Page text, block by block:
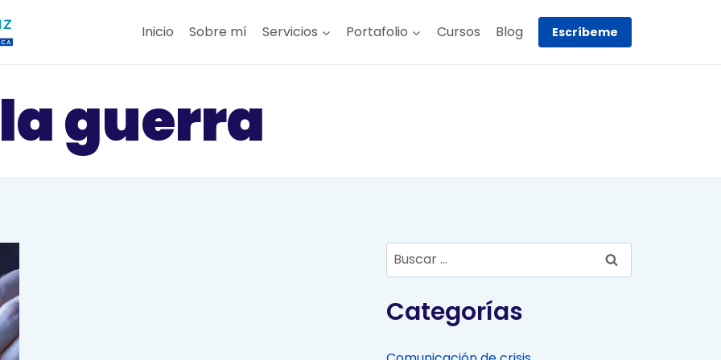
Inicio Sobre mí Servicios Portafolio Cursos Blog Escríbeme
guerra
Buscar:
Categorías